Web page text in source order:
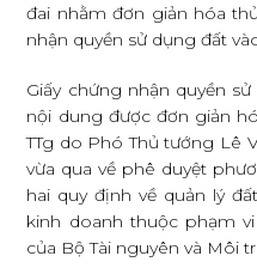
LIÊ
đai nhằm đơn giản hóa
nhận quyền sử dụng đất
Giấy chứng nhận quyền
nội dung được đơn giản
TTg do Phó Thủ tướng Lê
vừa qua về phê duyệt
hai quy định về quản lý
kinh doanh thuộc phạm
của Bộ Tài nguyên và Môi